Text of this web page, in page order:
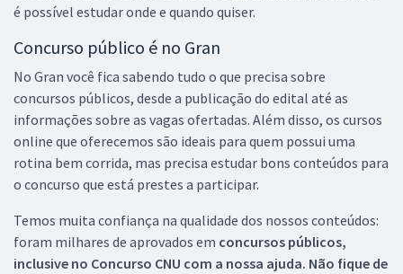
é possível estudar onde e quando quiser.
Concurso público é no Gran
No Gran você fica sabendo tudo o que precisa sobre
concursos públicos, desde a publicação do edital até as
informações sobre as vagas ofertadas. Além disso, os cursos
online que oferecemos são ideais para quem possui uma
rotina bem corrida, mas precisa estudar bons conteúdos para
o concurso que está prestes a participar.
Temos muita confiança na qualidade dos nossos conteúdos:
foram milhares de aprovados em concursos públicos,
inclusive no Concurso CNU com a nossa ajuda. Não fique de